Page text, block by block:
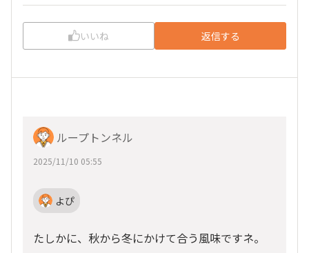
いいね 返信する
ループトンネル
2025/11/10 05:55
よぴ
たしかに、秋から冬にかけて合う風味ですネ。